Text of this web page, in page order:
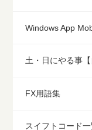
Windows App
土・日にやる事【
FX用語集
スイフトコード